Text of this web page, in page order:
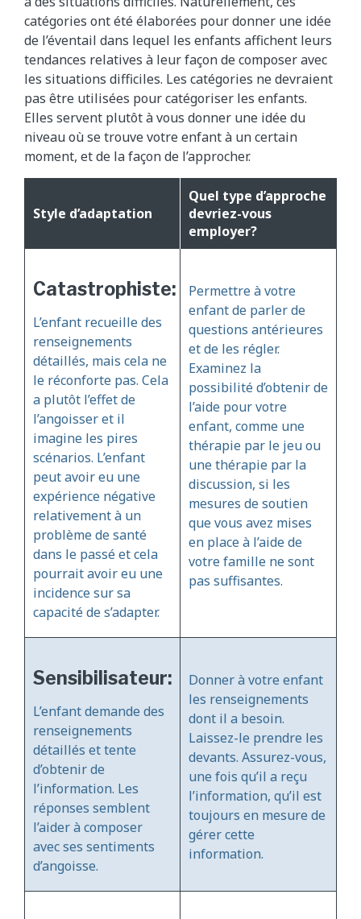
catégories ont été élaborées pour donner une idée
de l’éventail dans lequel les enfants affichent leurs
tendances relatives à leur façon de composer avec
les situations difficiles. Les catégories ne devraient
pas être utilisées pour catégoriser les enfants.
Elles servent plutôt à vous donner une idée du
niveau où se trouve votre enfant à un certain
moment, et de la façon de l’approcher.
Style d’adaptation
Quel type d’approche
devriez-vous
employer?
Catastrophiste:
L’enfant recueille des
renseignements
détaillés, mais cela ne
le réconforte pas. Cela
a plutôt l’effet de
l’angoisser et il
imagine les pires
scénarios. L’enfant
peut avoir eu une
expérience négative
relativement à un
problème de santé
dans le passé et cela
pourrait avoir eu une
incidence sur sa
capacité de s’adapter.
Permettre à votre
enfant de parler de
questions antérieures
et de les régler.
Examinez la
possibilité d’obtenir de
l’aide pour votre
enfant, comme une
thérapie par le jeu ou
une thérapie par la
discussion, si les
mesures de soutien
que vous avez mises
en place à l’aide de
votre famille ne sont
pas suffisantes.
Sensibilisateur:
L’enfant demande des
renseignements
détaillés et tente
d’obtenir de
l’information. Les
réponses semblent
l’aider à composer
avec ses sentiments
d’angoisse.
Donner à votre enfant
les renseignements
dont il a besoin.
Laissez-le prendre les
devants. Assurez-vous,
une fois qu’il a reçu
l’information, qu’il est
toujours en mesure de
gérer cette
information.